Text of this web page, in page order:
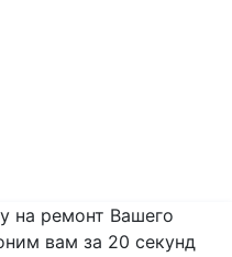
на ремонт Вашего
вам за 20 секунд